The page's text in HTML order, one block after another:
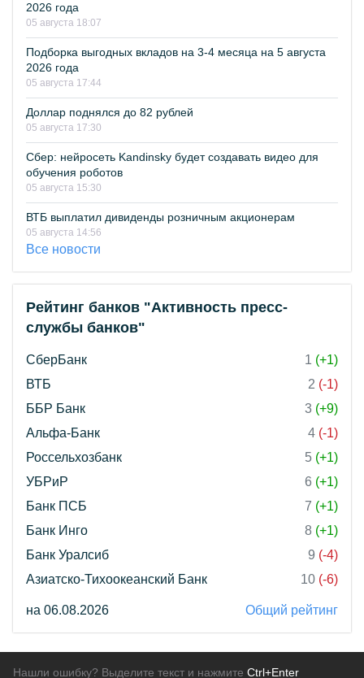
2026 года
05 августа 18:07
Подборка выгодных вкладов на 3-4 месяца на 5 августа
2026 года
05 августа 17:44
Доллар поднялся до 82 рублей
05 августа 17:30
Сбер: нейросеть Kandinsky будет создавать видео для
обучения роботов
05 августа 15:30
ВТБ выплатил дивиденды розничным акционерам
05 августа 14:56
Все новости
Рейтинг банков "Активность пресс-
службы банков"
СберБанк 1 (+1)
ВТБ
2 (-1)
ББР Банк
3 (+9)
Альфа-Банк
4 (-1)
Россельхозбанк
5 (+1)
УБРиР
6 (+1)
Банк ПСБ
7 (+1)
Банк Инго
8 (+1)
Банк Уралсиб
9 (-4)
Азиатско-Тихоокеанский Банк
10 (-6)
на 06.08.2026 Общий рейтинг
Нашли ошибку? Выделите текст и нажмите Ctrl+Enter